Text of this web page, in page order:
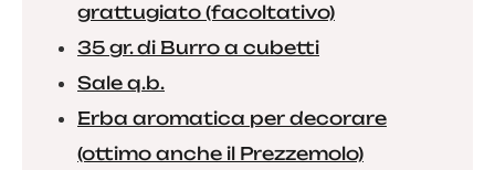
grattugiato (facoltativo)
35 gr. di Burro a cubetti
Sale q.b.
Erba aromatica per decorare
(ottimo anche il Prezzemolo)